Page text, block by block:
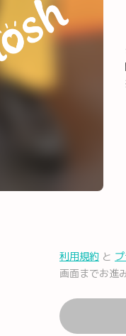
利用規約 と
画面までお進
Facebook